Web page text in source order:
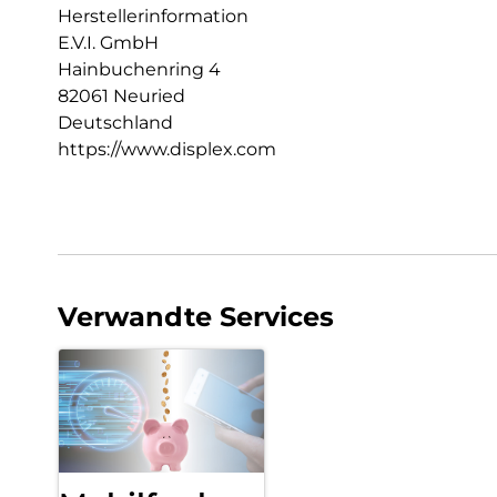
Herstellerinformation
E.V.I. GmbH
Hainbuchenring 4
82061 Neuried
Deutschland
https://www.displex.com
Verwandte Services